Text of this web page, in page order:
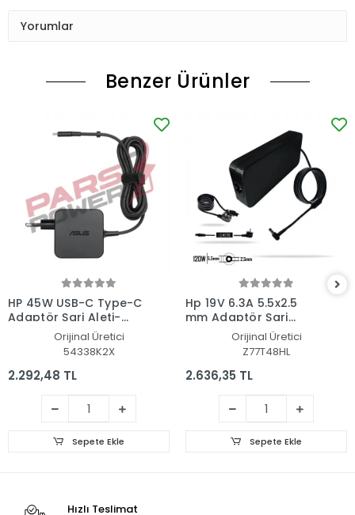
Yorumlar
Benzer Ürünler
HP 45W USB-C Type-C
Adaptör Şarj Aleti-
Orijinal Üretici
54338K2X
2.292,48 TL
Sepete Ekle
Hp 19V 6.3A 5.5x2.5
mm Adaptör Şarj
Aleti-CihazıOrijinal Üretici
Z77T48HL
2.636,35 TL
Sepete Ekle
Hızlı Teslimat